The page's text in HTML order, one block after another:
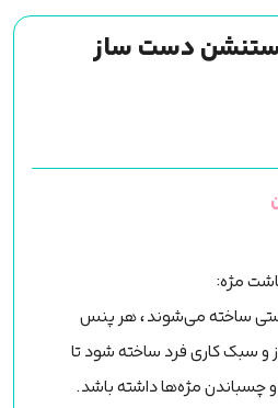
دست ساز
مژه:
ساخته می‌شوند، هر پنس
و سبک کاری فرد ساخته شود تا
چسباندن مژه‌ها داشته باشد.